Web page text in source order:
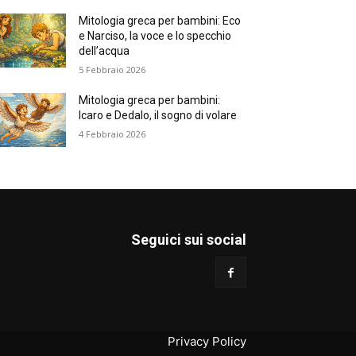
Mitologia greca per bambini: Eco
e Narciso, la voce e lo specchio
dell’acqua
5 Febbraio 2026
Mitologia greca per bambini:
Icaro e Dedalo, il sogno di volare
4 Febbraio 2026
Seguici sui social
Privacy Policy